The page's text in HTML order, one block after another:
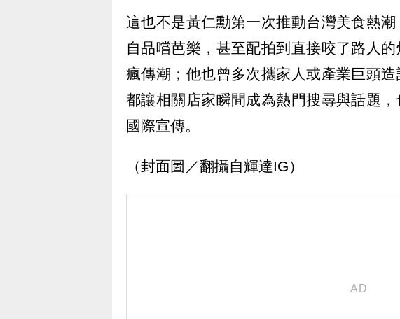
這也不是黃仁勳第一次推動台灣美食熱
自品嚐芭樂，甚至配拍到直接咬了路人
瘋傳潮；他也曾多次攜家人或產業巨頭
都讓相關店家瞬間成為熱門搜尋與話題
國際宣傳。
（封面圖／翻攝自輝達IG）